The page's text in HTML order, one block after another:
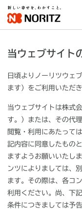
当ウェブサイト
日頃よりノーリツウェ
ます）をご利用いただ
当ウェブサイトは株式
す。）または、その代
閲覧・利用にあたって
記内容に同意したもの
ますようお願いいたし
ンツによりましては、
ます。その際は、各コ
利用ください。尚、下
条件につきましては予